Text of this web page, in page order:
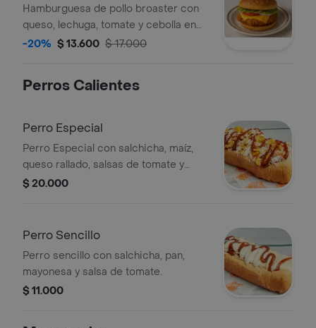
Hamburguesa de pollo broaster con
queso, lechuga, tomate y cebolla en
pan con ajonjolí.
-20% $ 13.600 $ 17.000
Perros Calientes
Perro Especial
Perro Especial con salchicha, maíz,
queso rallado, salsas de tomate y
mayonesa en pan con ajonjolí.
$ 20.000
Perro Sencillo
Perro sencillo con salchicha, pan,
mayonesa y salsa de tomate.
$ 11.000